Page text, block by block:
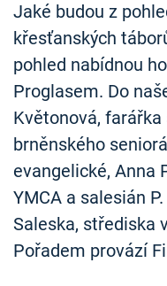
Jaké budou z
křesťanských
pohled nabídnou
Proglasem. Do
Květonová,
brněnského
evangelické, Anna
YMCA a salesián
Saleska, střediska
Pořadem provází